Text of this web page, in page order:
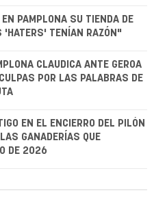
PAMPLONA SU TIENDA DE
'HATERS' TENÍAN RAZÓN"
CLAUDICA ANTE GEROA
POR LAS PALABRAS DE
EN EL ENCIERRO DEL PILÓN
GANADERÍAS QUE
DE 2026